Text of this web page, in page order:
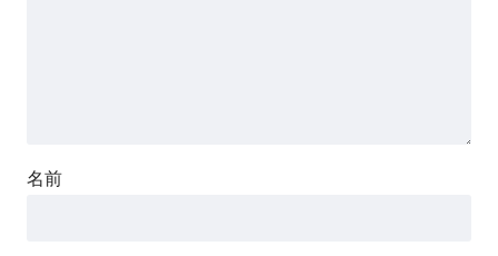
名前